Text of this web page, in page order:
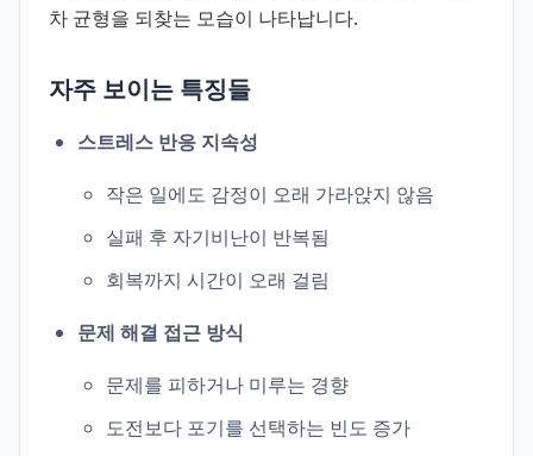
차 균형을 되찾는 모습이 나타납니다.
자주 보이는 특징들
스트레스 반응 지속성
작은 일에도 감정이 오래 가라앉지 않음
실패 후 자기비난이 반복됨
회복까지 시간이 오래 걸림
문제 해결 접근 방식
문제를 피하거나 미루는 경향
도전보다 포기를 선택하는 빈도 증가